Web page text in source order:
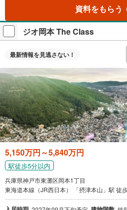
資料をもらう
ジオ岡本 The Class
最新情報を見逃さない！
5,150万円～5,840万円
駅徒歩5分以内
兵庫県神戸市東灘区岡本1丁目
東海道本線（JR西日本） 「摂津本山」駅